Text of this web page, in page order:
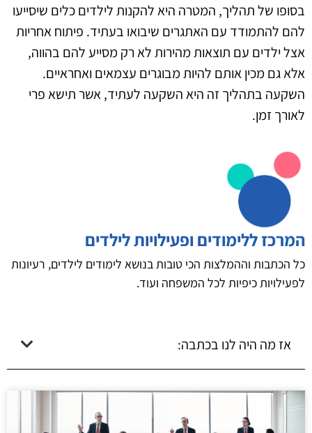
בסופו של תהליך, המטרה היא להקנות לילדים כלים שיסייעו
להם להתמודד עם האתגרים שיבואו בעתיד. פיתוח אחריות
אצל ילדים עם תוצאות מהירות לא רק מסייע להם בהווה,
אלא גם מכין אותם להיות מבוגרים עצמאים ואחראיים.
השקעה בתהליך זה היא השקעה לעתיד, אשר תישא פרי
לאורך זמן.
המרכז ללימודים ופעילויות לילדים
כל הכתבות וההמלצות הכי טובות בנושא לימודים לילדים, רעיונות
לפעילויות כיפיות לכל המשפחה ועוד.
אז מה היה לנו בכתבה: